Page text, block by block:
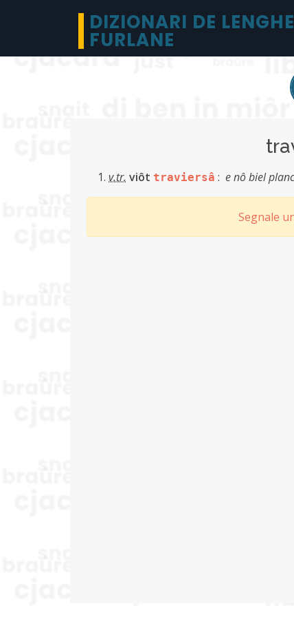
DIZIONARI DE LENGHE
FURLANE
v.tr. viôt traviersâ : e nô biel
Segnale